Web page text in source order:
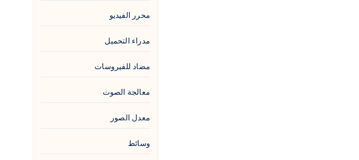
محرر الفيديو
مدراء التحميل
مضاد للفيروسات
معالجة الصوت
معدل الصور
وسائط